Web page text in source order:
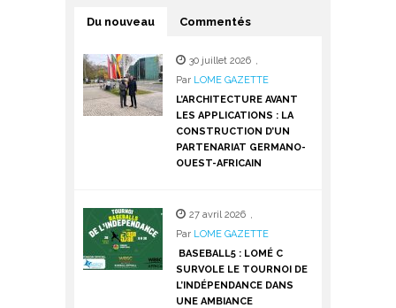
Du nouveau Commentés
30 juillet 2026 ,
Par LOME GAZETTE
L’ARCHITECTURE AVANT
LES APPLICATIONS : LA
CONSTRUCTION D’UN
PARTENARIAT GERMANO-
OUEST-AFRICAIN
27 avril 2026 ,
Par LOME GAZETTE
BASEBALL5 : LOMÉ C
SURVOLE LE TOURNOI DE
L’INDÉPENDANCE DANS
UNE AMBIANCE